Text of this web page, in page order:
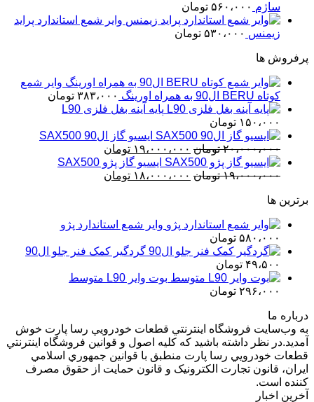
ساژم ۵۶۰،۰۰۰ تومان
وایر شمع استاندارد پراید
زیمنس ۵۳۰،۰۰۰ تومان
پرفروش ها
وایر شمع
کوتاه BERU ال90 به همراه اورینگ
۳۸۳،۰۰۰ تومان
پایه آینه بغل فلزی L90
۱۵۰،۰۰۰ تومان
ایسیو گاز ال90 SAX500
۲۰،۰۰۰،۰۰۰ تومان قیمت
اصلی
۲۰،۰۰۰،۰۰۰ تومان
۱۹،۰۰۰،۰۰۰ تومان
فعلیایسیو گاز پژو SAX500
۱۹،۰۰۰،۰۰۰ تومان قیمت
۱۸،۰۰۰،۰۰۰ تومان
برترین ها
وایر شمع استاندارد پژو
۵۸۰،۰۰۰ تومان
گردگیر کمک فنر جلو ال90
۴۹،۵۰۰ تومان
بوت وایر L90 متوسط
۲۹۶،۰۰۰ تومان
درباره ما
به وب‌سايت فروشگاه اينترنتي قطعات خودرويي رسا پارت خوش
آمديد.در نظر داشته باشيد که کليه اصول و قوانين فروشگاه اينترنتي
قطعات خودرويي رسا پارت منطبق با قوانين جمهوري اسلامي
ايران، قانون تجارت الکترونيک و قانون حمايت از حقوق مصرف
کننده است.
آخرین اخبار